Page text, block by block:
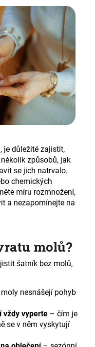
je důležité zajistit,
způsobů, jak
se jich natrvalo.
chemických
míru rozmnožení,
a nezapomínejte na
molů?
šatník bez molů,
nesnášejí pohyb
vždy vyperte – čím je
se v něm vyskytují